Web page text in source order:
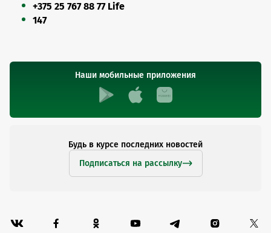
+375 25 767 88 77 Life
147
Наши мобильные приложения
Будь в курсе последних новостей
Подписаться на рассылку